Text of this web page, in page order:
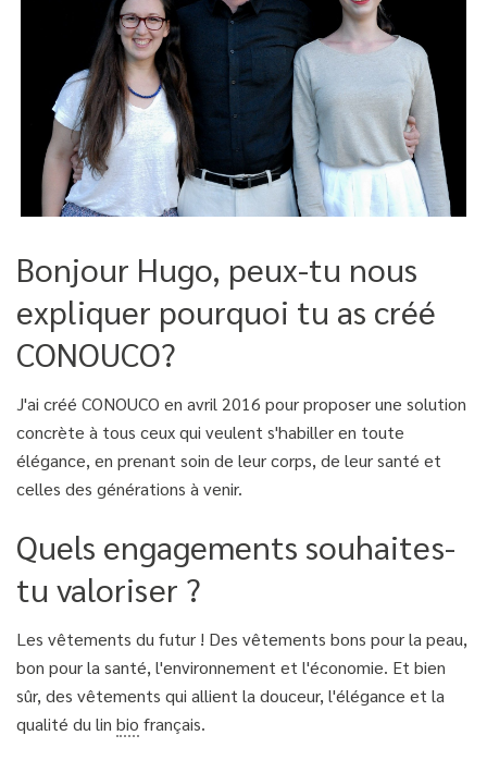
Bonjour Hugo, peux-tu nous
expliquer pourquoi tu as créé
CONOUCO?
J'ai créé CONOUCO en avril 2016 pour proposer une solution
concrète à tous ceux qui veulent s'habiller en toute
élégance, en prenant soin de leur corps, de leur santé et
celles des générations à venir.
Quels engagements souhaites-
tu valoriser ?
Les vêtements du futur ! Des vêtements bons pour la peau,
bon pour la santé, l'environnement et l'économie. Et bien
sûr, des vêtements qui allient la douceur, l'élégance et la
qualité du lin bio français.